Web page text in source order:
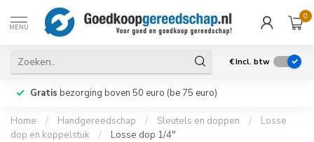
MENU
0
€Incl. btw
Gratis bezorging boven 50 euro (be 75 euro)
Home / Handgereedschap / Sleutels en doppen /
Losse
dop en koppelstuk
/ Losse dop 1/4"